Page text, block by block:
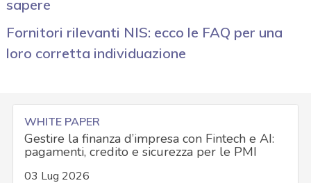
sapere
Fornitori rilevanti NIS: ecco le FAQ per una
loro corretta individuazione
WHITE PAPER
Gestire la finanza d’impresa con Fintech e AI:
pagamenti, credito e sicurezza per le PMI
03 Lug 2026